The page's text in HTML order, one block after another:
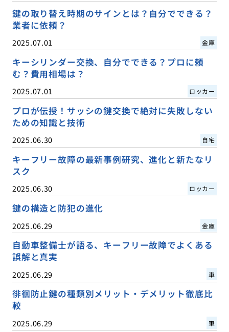
鍵の取り替え時期のサインとは？自分でできる？
業者に依頼？
2025.07.01 金庫
キーシリンダー交換、自分でできる？プロに頼
む？費用相場は？
2025.07.01 ロッカー
プロが伝授！サッシの鍵交換で絶対に失敗しない
ための知識と技術
2025.06.30 自宅
キーフリー故障の最新事例研究、進化と新たなリ
スク
2025.06.30 ロッカー
鍵の構造と防犯の進化
2025.06.29 金庫
自動車整備士が語る、キーフリー故障でよくある
誤解と真実
2025.06.29 車
徘徊防止鍵の種類別メリット・デメリット徹底比
較
2025.06.29 車